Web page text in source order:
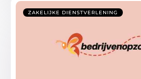
ZAKELIJKE DIENSTVERLENING